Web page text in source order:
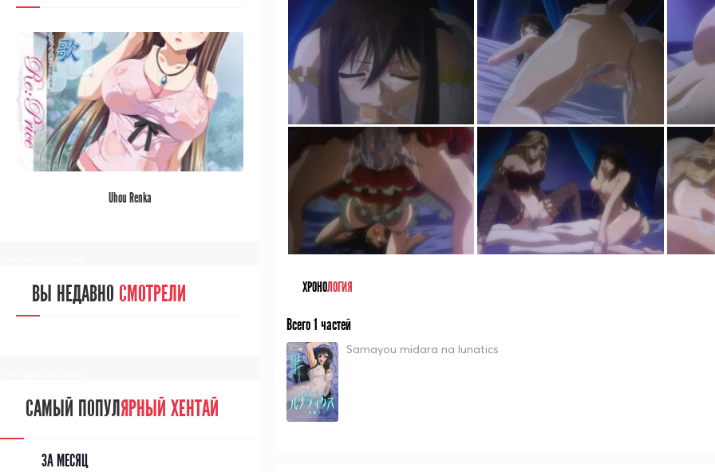
ХРОНОЛОГИЯ
Всего 1 частей
Samayou midara na lunatics
ВЫ НЕДАВНОСМОТРЕЛИ
[/senpainoticeme]
САМЫЙ ПОПУЛЯРНЫЙ АНИМЕ
Uhou Renka
ВЫ НЕДАВНО СМОТРЕЛИ
САМЫЙ ПОПУЛЯРНЫЙ ХЕНТАЙ
ЗА МЕСЯЦ